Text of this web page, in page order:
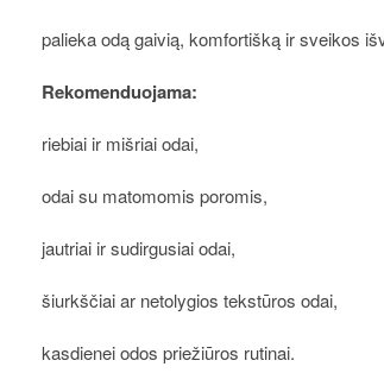
palieka odą gaivią, komfortišką ir sveikos
Rekomenduojama:
riebiai ir mišriai odai,
odai su matomomis poromis,
jautriai ir sudirgusiai odai,
šiurkščiai ar netolygios tekstūros odai,
kasdienei odos priežiūros rutinai.